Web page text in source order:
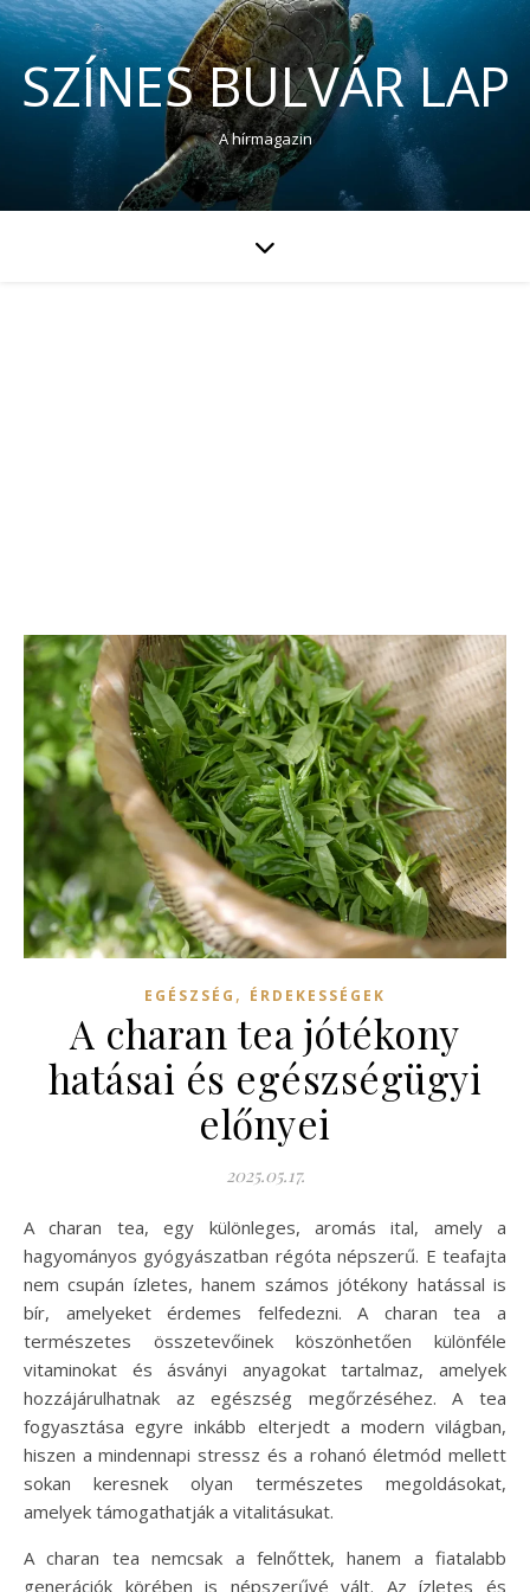
SZÍNES BULVÁR LAP
A hírmagazin
EGÉSZSÉG , ÉRDEKESSÉGEK
A charan tea jótékony
hatásai és egészségügyi
előnyei
2025.05.17.
A charan tea, egy különleges, aromás ital, amely a
hagyományos gyógyászatban régóta népszerű. E teafajta
nem csupán ízletes, hanem számos jótékony hatással is
bír, amelyeket érdemes felfedezni. A charan tea a
természetes összetevőinek köszönhetően különféle
vitaminokat és ásványi anyagokat tartalmaz, amelyek
hozzájárulhatnak az egészség megőrzéséhez. A tea
fogyasztása egyre inkább elterjedt a modern világban,
hiszen a mindennapi stressz és a rohanó életmód mellett
sokan keresnek olyan természetes megoldásokat,
amelyek támogathatják a vitalitásukat.
A charan tea nemcsak a felnőttek, hanem a fiatalabb
generációk körében is népszerűvé vált. Az ízletes és